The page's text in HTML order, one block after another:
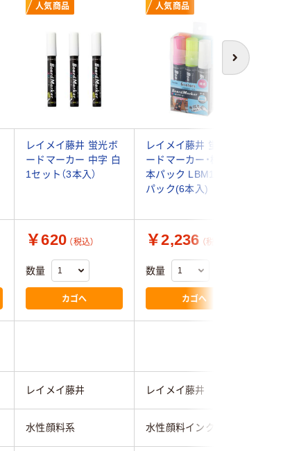
次へ
人気商品 人気商品
レイメイ藤井 蛍光ボ
ードマーカー 中字 白
1セット（3本入）
レイメイ藤井 蛍光ボ
ードマーカー・極太6
本パック LBM1053 1
パック(6本入)
￥620 （税込）
数量
カゴへ
￥2,236 （税込）
数量
カゴへ
レイメイ藤井 レイメイ藤井
水性顔料系 水性顔料インク